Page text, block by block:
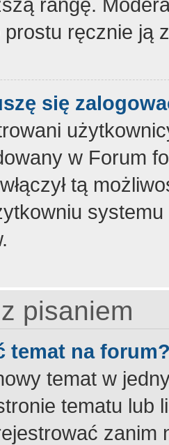
ręcznie ją
się
w Forum
tą
pisaniem
temat na
temat w
tematu lub